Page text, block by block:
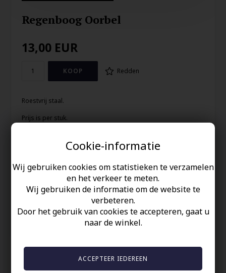
Cookie-informatie
Wij gebruiken cookies om statistieken te verzamelen
en het verkeer te meten.
Wij gebruiken de informatie om de website te
verbeteren.
Door het gebruik van cookies te accepteren, gaat u
naar de winkel.
Regenboog Oorbel
13,00 EUR
Redden
Roestvrij staal.
Prijs is per stuk.
Uw veiligheid
Op Voorraad
100% nikkelvrij sieraden
60 dagen retour
Anderen gekocht hebben ook